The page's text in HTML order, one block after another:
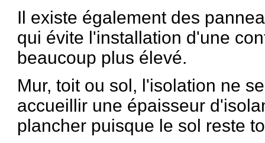
Il existe également des
qui évite l'installation d'une
beaucoup plus élevé.
Mur, toit ou sol, l'isolation ne
accueillir une épaisseur
plancher puisque le sol reste